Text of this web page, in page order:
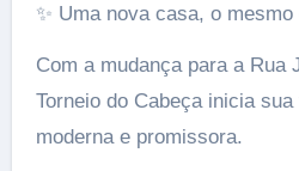
✨ Uma nova casa, o
Com a mudança para a Rua
Torneio do Cabeça inicia
moderna e promissora.